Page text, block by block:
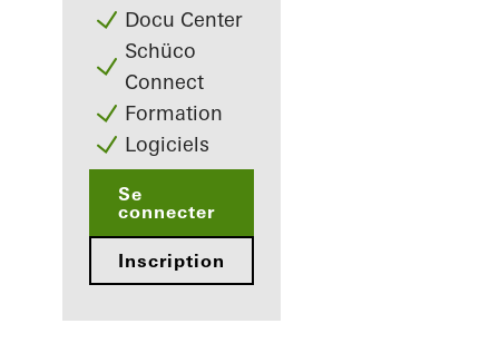
Docu Center
Schüco
Connect
Formation
Logiciels
Se
connecter
Inscription